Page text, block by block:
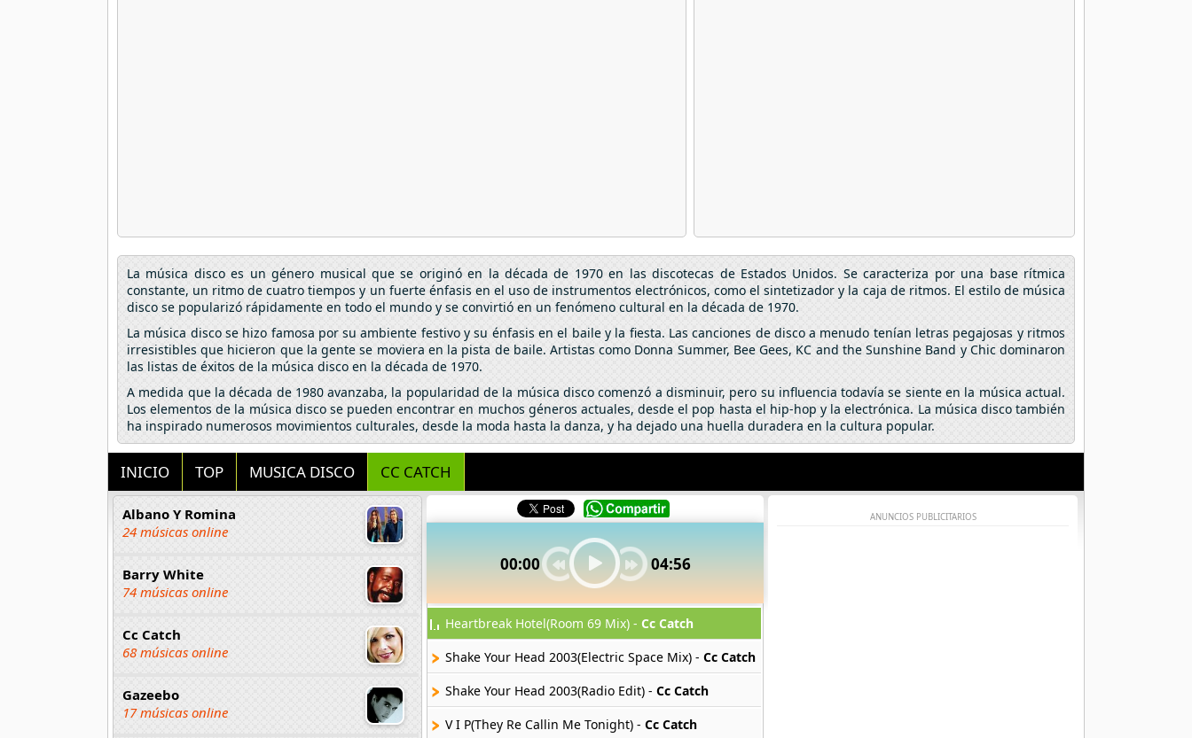
La música disco es un género musical que se originó en la década de 1970 en las discotecas de Estados Unidos. Se caracteriza por una base rítmica
constante, un ritmo de cuatro tiempos y un fuerte énfasis en el uso de instrumentos electrónicos, como el sintetizador y la caja de ritmos. El estilo de música
disco se popularizó rápidamente en todo el mundo y se convirtió en un fenómeno cultural en la década de 1970.
La música disco se hizo famosa por su ambiente festivo y su énfasis en el baile y la fiesta. Las canciones de disco a menudo tenían letras pegajosas y ritmos
irresistibles que hicieron que la gente se moviera en la pista de baile. Artistas como Donna Summer, Bee Gees, KC and the Sunshine Band y Chic dominaron
las listas de éxitos de la música disco en la década de 1970.
A medida que la década de 1980 avanzaba, la popularidad de la música disco comenzó a disminuir, pero su influencia todavía se siente en la música actual.
Los elementos de la música disco se pueden encontrar en muchos géneros actuales, desde el pop hasta el hip-hop y la electrónica. La música disco también
ha inspirado numerosos movimientos culturales, desde la moda hasta la danza, y ha dejado una huella duradera en la cultura popular.
INICIO TOP MUSICA DISCO CC CATCH
Albano Y Romina
24 músicas online
Barry White
74 músicas online
Cc Catch
68 músicas online
Gazeebo
17 músicas online
00:00 04:56
Heartbreak Hotel(Room 69 Mix) - Cc Catch
Shake Your Head 2003(Electric Space Mix) - Cc Catch
Shake Your Head 2003(Radio Edit) - Cc Catch
V I P(They Re Callin Me Tonight) - Cc Catch
ANUNCIOS PUBLICITARIOS